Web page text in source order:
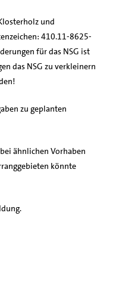
und
410.11-8625-
für das NSG ist
das NSG zu verkleinern
zu geplanten
ähnlichen Vorhaben
könnte